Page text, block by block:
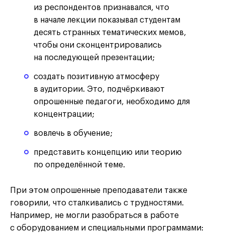
из респондентов признавался, что
в начале лекции показывал студентам
десять странных тематических мемов,
чтобы они сконцентрировались
на последующей презентации;
создать позитивную атмосферу
в аудитории. Это, подчёркивают
опрошенные педагоги, необходимо для
концентрации;
вовлечь в обучение;
представить концепцию или теорию
по определённой теме.
При этом опрошенные преподаватели также
говорили, что сталкивались с трудностями.
Например, не могли разобраться в работе
с оборудованием и специальными программами: